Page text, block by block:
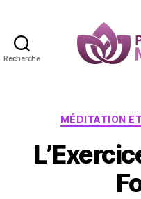
Recherche
MÉDITATION